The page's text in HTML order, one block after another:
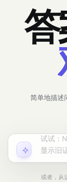
简单地描述
试试：
显示旧
或者，从